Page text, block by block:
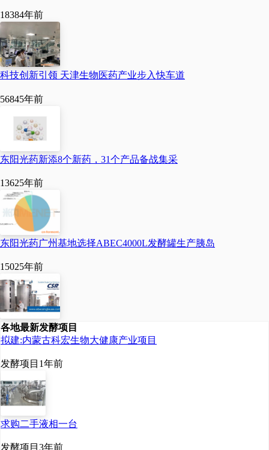
18384年前
科技创新引领 天津生物医药产业步入快车道
56845年前
东阳光药新添8个新药，31个产品备战集采
13625年前
东阳光药广州基地选择ABEC4000L发酵罐生产胰岛
15025年前
各地最新发酵项目
拟建:内蒙古科宏生物大健康产业项目
发酵项目 1年前
求购二手液相一台
发酵项目 3年前